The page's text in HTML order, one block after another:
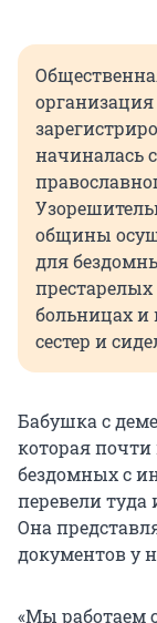
начиналась с
общины
для
престарелых
больницах и
сестер и
Бабушка с
которая
бездомных с
перевели
Она
документов у
«Мы работаем